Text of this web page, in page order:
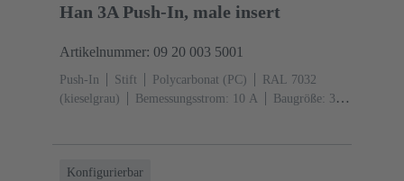
Han 3A Push-In, male insert
Artikelnummer: 09 20 003 5001
Push-In Stift Polycarbonat (PC)
RAL 7032
(kieselgrau)
Bemessungsstrom: ‌10 A
Baugröße: 3
Konfigurierbar